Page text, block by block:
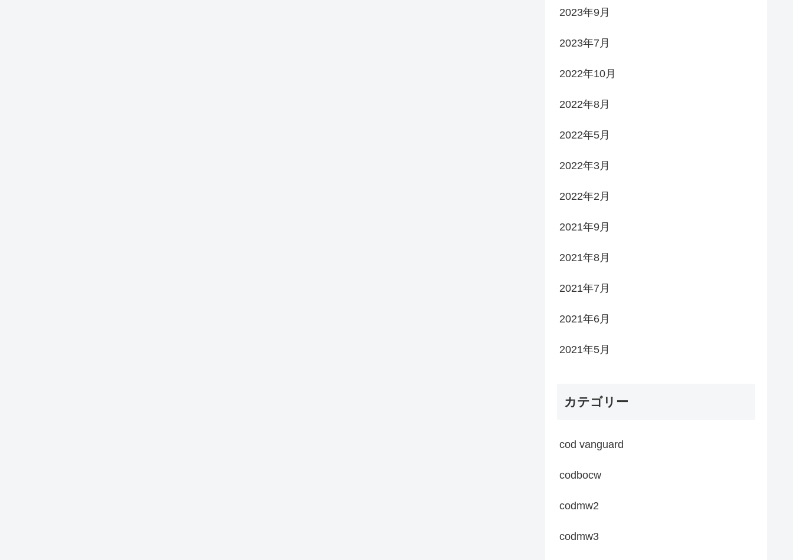
2023年9月
2023年7月
2022年10月
2022年8月
2022年5月
2022年3月
2022年2月
2021年9月
2021年8月
2021年7月
2021年6月
2021年5月
カテゴリー
cod vanguard
codbocw
codmw2
codmw3